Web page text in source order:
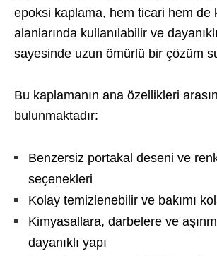
epoksi kaplama, hem ticari hem de
alanlarında kullanılabilir ve
sayesinde uzun ömürlü bir çözüm
Bu kaplamanın ana özellikleri
bulunmaktadır:
Benzersiz portakal deseni ve
seçenekleri
Kolay temizlenebilir ve bakımı
Kimyasallara, darbelere ve
dayanıklı yapı